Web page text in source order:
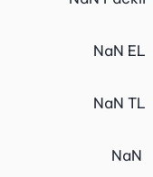
NaN EL
NaN TL
NaN